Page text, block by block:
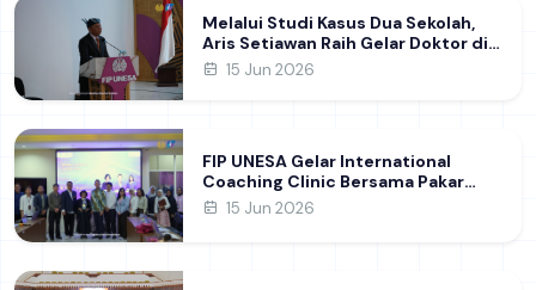
Melalui Studi Kasus Dua Sekolah,
Aris Setiawan Raih Gelar Doktor di
FIP UNESA Usai Kupas Manajemen
15 Jun 2026
FIP UNESA Gelar International
Coaching Clinic Bersama Pakar
Khon Kaen University Thailand,
Ilmiah Internasional dukung SDG 4
15 Jun 2026